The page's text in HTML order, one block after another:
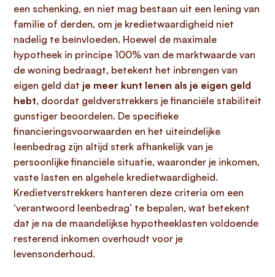
een schenking, en niet mag bestaan uit een lening van
familie of derden, om je kredietwaardigheid niet
nadelig te beïnvloeden. Hoewel de maximale
hypotheek in principe 100% van de marktwaarde van
de woning bedraagt, betekent het inbrengen van
eigen geld dat je meer kunt lenen als je eigen geld
hebt, doordat geldverstrekkers je financiële stabiliteit
gunstiger beoordelen. De specifieke
financieringsvoorwaarden en het uiteindelijke
leenbedrag zijn altijd sterk afhankelijk van je
persoonlijke financiële situatie, waaronder je inkomen,
vaste lasten en algehele kredietwaardigheid.
Kredietverstrekkers hanteren deze criteria om een
‘verantwoord leenbedrag’ te bepalen, wat betekent
dat je na de maandelijkse hypotheeklasten voldoende
resterend inkomen overhoudt voor je
levensonderhoud.